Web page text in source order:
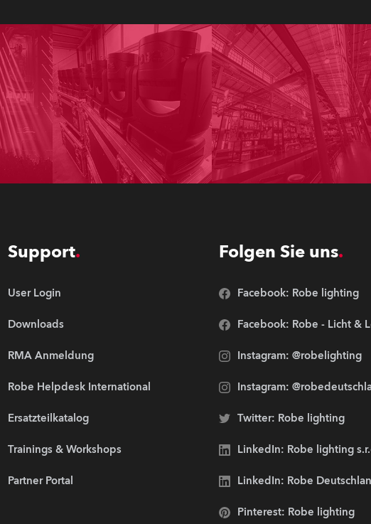
Support
User Login
Downloads
RMA Anmeldung
Robe Helpdesk International
Ersatzteilkatalog
Trainings & Workshops
Partner Portal
Folgen Sie uns
Facebook: Robe lighting
Facebook: Robe - Licht &
Instagram: @robelighting
Instagram:
Twitter: Robe lighting
LinkedIn: Robe lighting
LinkedIn: Robe
Pinterest: Robe lighting